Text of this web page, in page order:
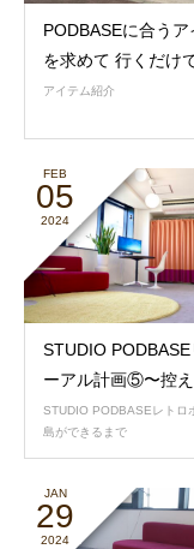
PODBASEに合うア
を求めて 行くだけ
アイテム紹介
FEB
05
2024
STUDIO PODBASE
ーアル計画⑤〜控え
STUDIO PODBASEレトロ
島ができるまで
JAN
29
2024